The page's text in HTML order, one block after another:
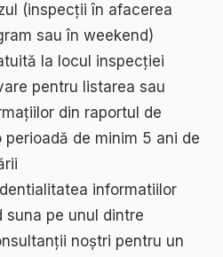
(inspecții în afacerea
sau în weekend)
la locul inspecției
pentru listarea sau
din raportul de
perioadă de minim 5 ani de
informatiilor
suna pe unul dintre
noștri pentru un